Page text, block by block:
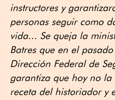
instructores y
personas seguir como
vida... Se queja la
Batres que en el
Dirección Federal de
garantiza que hoy no
receta del historiador y